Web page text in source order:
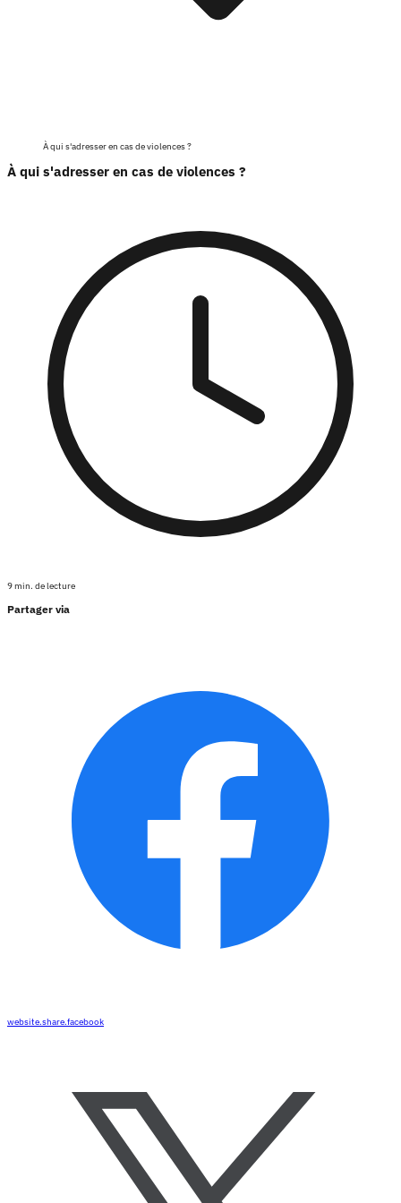
À qui s'adresser en cas de violences ?
À qui s'adresser en cas de violences ?
9 min. de lecture
Partager via
website.share.facebook